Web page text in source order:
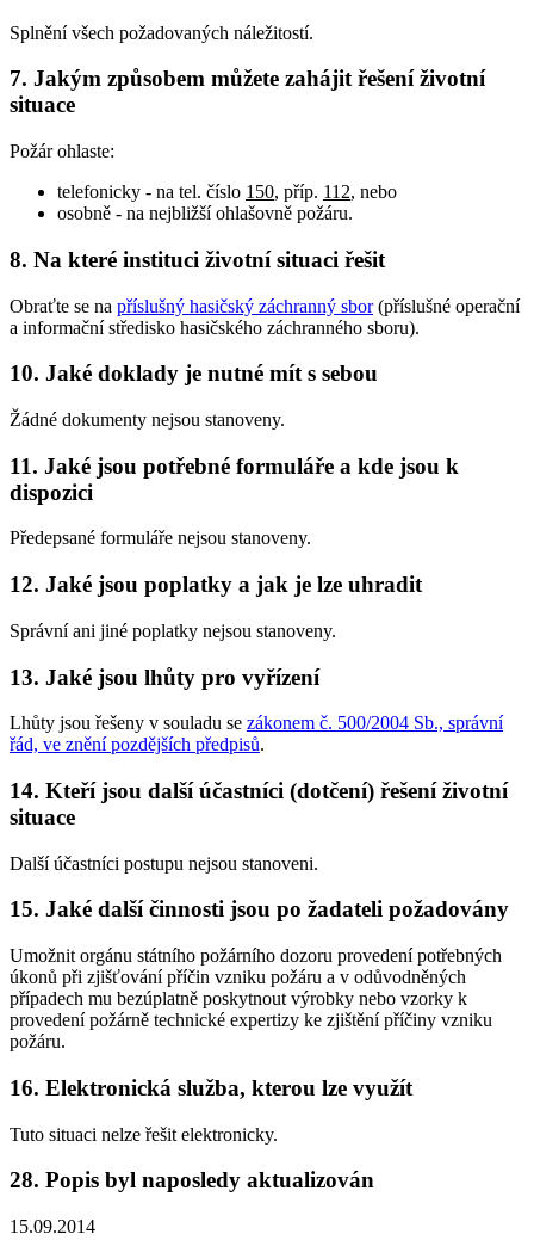
Splnění všech požadovaných náležitostí.
7. Jakým způsobem můžete zahájit řešení životní
situace
Požár ohlaste:
telefonicky - na tel. číslo 150, příp. 112, nebo
osobně - na nejbližší ohlašovně požáru.
8. Na které instituci životní situaci řešit
Obraťte se na příslušný hasičský záchranný sbor(příslušné operační
a informační středisko hasičského záchranného sboru).
10. Jaké doklady je nutné mít s sebou
Žádné dokumenty nejsou stanoveny.
11. Jaké jsou potřebné formuláře a kde jsou k
dispozici
Předepsané formuláře nejsou stanoveny.
12. Jaké jsou poplatky a jak je lze uhradit
Správní ani jiné poplatky nejsou stanoveny.
13. Jaké jsou lhůty pro vyřízení
Lhůty jsou řešeny v souladu se zákonem č. 500/2004 Sb., správní
řád, ve znění pozdějších předpisů.
14. Kteří jsou další účastníci (dotčení) řešení životní
situace
Další účastníci postupu nejsou stanoveni.
15. Jaké další činnosti jsou po žadateli požadovány
Umožnit orgánu státního požárního dozoru provedení potřebných
úkonů při zjišťování příčin vzniku požáru a v odůvodněných
případech mu bezúplatně poskytnout výrobky nebo vzorky k
provedení požárně technické expertizy ke zjištění příčiny vzniku
požáru.
16. Elektronická služba, kterou lze využít
Tuto situaci nelze řešit elektronicky.
28. Popis byl naposledy aktualizován
15.09.2014